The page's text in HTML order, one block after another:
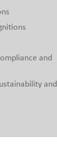
and
and